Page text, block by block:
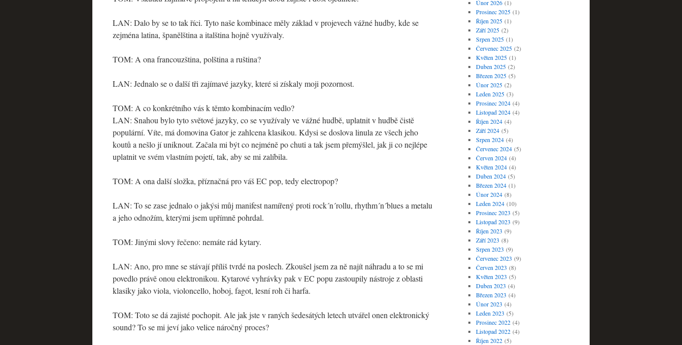
LAN: Dalo by se to tak říci. Tyto naše kombinace měly základ v projevech vážné hudby, kde se
zejména latina, španělština a italština hojně využívaly.
TOM: A ona francouzština, polština a ruština?
LAN: Jednalo se o další tři zajímavé jazyky, které si získaly moji pozornost.
TOM: A co konkrétního vás k těmto kombinacím vedlo?
LAN: Snahou bylo tyto světové jazyky, co se využívaly ve vážné hudbě, uplatnit v hudbě čistě
populární. Víte, má domovina Gator je zahlcena klasikou. Kdysi se doslova linula ze všech jeho
koutů a nešlo jí uniknout. Začala mi být co nejméně po chuti a tak jsem přemýšlel, jak ji co nejlépe
uplatnit ve svém vlastním pojetí, tak, aby se mi zalíbila.
TOM: A ona další složka, příznačná pro váš EC pop, tedy electropop?
LAN: To se zase jednalo o jakýsi můj manifest namířený proti rock´n´rollu, rhythm´n´blues a metalu
a jeho odnožím, kterými jsem upřímně pohrdal.
TOM: Jinými slovy řečeno: nemáte rád kytary.
LAN: Ano, pro mne se stávají příliš tvrdé na poslech. Zkoušel jsem za ně najít náhradu a to se mi
povedlo právě onou elektronikou. Kytarové vyhrávky pak v EC popu zastoupily nástroje z oblasti
klasiky jako viola, violoncello, hoboj, fagot, lesní roh či harfa.
TOM: Toto se dá zajisté pochopit. Ale jak jste v raných šedesátých letech utvářel onen elektronický
sound? To se mi jeví jako velice náročný proces?
Únor 2026(1)
Prosinec 2025(1)
Říjen 2025(1)
Září 2025(2)
Srpen 2025(1)
Červenec 2025(2)
Květen 2025(1)
Duben 2025(2)
Březen 2025(5)
Únor 2025(2)
Leden 2025(3)
Prosinec 2024(4)
Listopad 2024(4)
Říjen 2024(4)
Září 2024(5)
Srpen 2024(4)
Červenec 2024(5)
Červen 2024(4)
Květen 2024(4)
Duben 2024(5)
Březen 2024(1)
Únor 2024(8)
Leden 2024(10)
Prosinec 2023 (5)
Listopad 2023 (9)
Říjen 2023 (9)
Září 2023 (8)
Srpen 2023 (9)
Červenec 2023 (9)
Červen 2023 (8)
Květen 2023 (5)
Duben 2023 (4)
Březen 2023 (4)
Únor 2023 (4)
Leden 2023 (5)
Prosinec 2022(4)
Listopad 2022(4)
Říjen 2022(5)